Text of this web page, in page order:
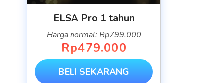
ELSA Pro 1 tahun
Harga normal: Rp799.000
Rp479.000
BELI SEKARANG